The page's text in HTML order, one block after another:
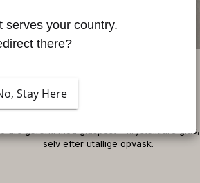
10 års garanti mod glaspest – krystalklare glas,
selv efter utallige opvask.
serves your country.
there?
Stay Here